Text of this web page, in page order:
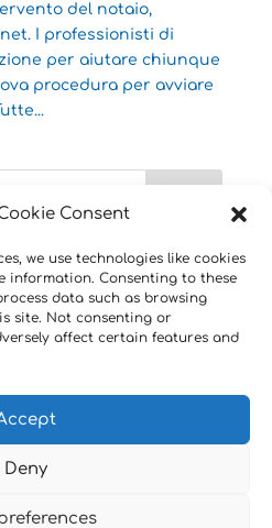
Consent
we use technologies like cookies
information. Consenting to these
data such as browsing
site. Not consenting or
affect certain features and
Deny
del notaio,
I professionisti di
per aiutare chiunque
procedura per avviare
anche nel 2020.
regole semplificate per le
l’approvazione dei bilanci.